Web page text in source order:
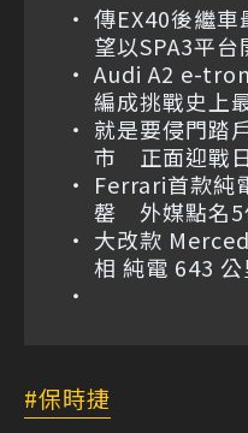
傳EX40後繼
望以SPA3平
Audi A2 e-
編成挑戰史上
就是要侵門踏
市 正面迎戰
Ferrari首款純
罄 外媒點名5
大改款
相 純電 643 公
保時捷